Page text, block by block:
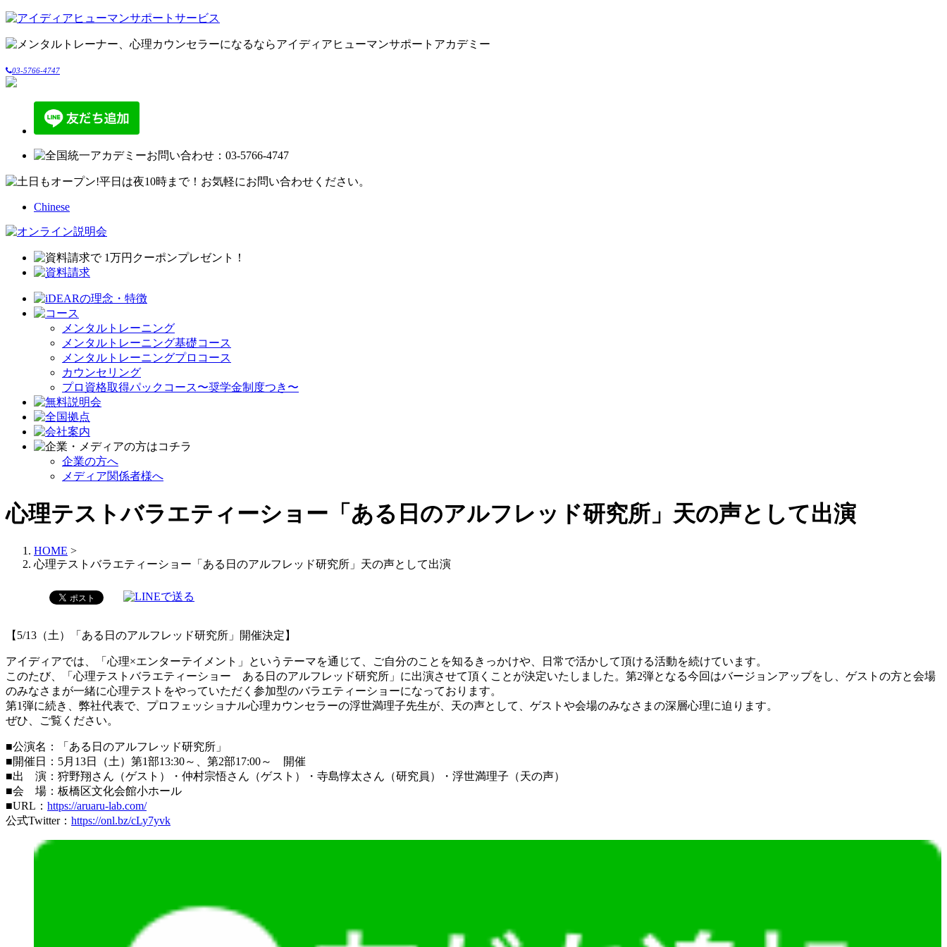
03-5766-4747
Chinese
メンタルトレーニング
メンタルトレーニング基礎コース
メンタルトレーニングプロコース
カウンセリング
プロ資格取得パックコース〜奨学金制度つき〜
企業の方へ
メディア関係者様へ
心理テストバラエティーショー「ある日のアルフレッド研究所」天の声として出演
HOME >
心理テストバラエティーショー「ある日のアルフレッド研究所」天の声として出演
【5/13（土）「ある日のアルフレッド研究所」開催決定】
アイディアでは、「心理×エンターテイメント」というテーマを通じて、ご自分のことを知るきっかけや、日常で活かして頂ける活動を続けています。
このたび、「心理テストバラエティーショー ある日のアルフレッド研究所」に出演させて頂くことが決定いたしました。第2弾となる今回はバージョンアップをし、ゲストの方と会場
のみなさまが一緒に心理テストをやっていただく参加型のバラエティーショーになっております。
第1弾に続き、弊社代表で、プロフェッショナル心理カウンセラーの浮世満理子先生が、天の声として、ゲストや会場のみなさまの深層心理に迫ります。
ぜひ、ご覧ください。
■公演名：「ある日のアルフレッド研究所」
■開催日：5月13日（土）第1部13:30～、第2部17:00～ 開催
■出 演：狩野翔さん（ゲスト）・仲村宗悟さん（ゲスト）・寺島惇太さん（研究員）・浮世満理子（天の声）
■会 場：板橋区文化会館小ホール
■URL： https://aruaru-lab.com/
公式Twitter： https://onl.bz/cLy7yvk